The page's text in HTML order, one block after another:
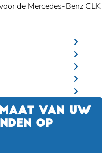
de Mercedes-Benz CLK
VAN UW
OP